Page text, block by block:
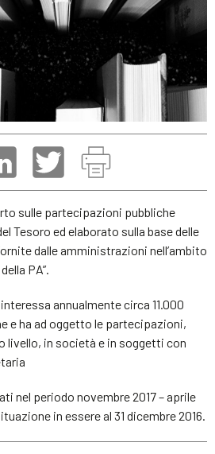
sulle partecipazioni pubbliche
Tesoro ed elaborato sulla base delle
dalle amministrazioni nell’ambito
PA”.
annualmente circa 11.000
e ha ad oggetto le partecipazioni,
livello, in società e in soggetti con
nel periodo novembre 2017 – aprile
in essere al 31 dicembre 2016.